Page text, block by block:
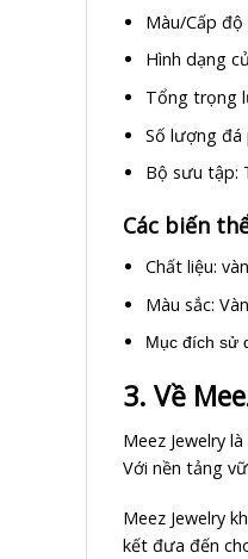
Màu/Cấp độ
Hình dạng
Tổng trọng
Số lượng đá
Bộ sưu tập:
Các biến
Chất liệu:
Màu sắc:
Mục đích sử
3. Về
Meez Jewelry
Với nền tảng
Meez Jewelry
kết đưa đến